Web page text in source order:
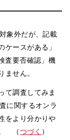
象外だが、記載
ースがある」
査要否確認」機
せん。
て調査してみま
に関するオンラ
をより分かりや
（つづく ）